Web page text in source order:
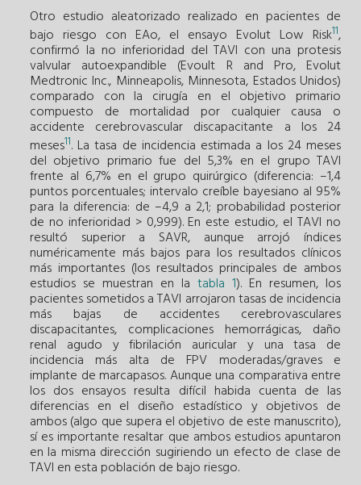
Otro estudio aleatorizado realizado en pacientes de
bajo riesgo con EAo, el ensayo Evolut Low Risk11,
confirmó la no inferioridad del TAVI con una protesis
valvular autoexpandible (Evoult R and Pro, Evolut
Medtronic Inc., Minneapolis, Minnesota, Estados Unidos)
comparado con la cirugía en el objetivo primario
compuesto de mortalidad por cualquier causa o
accidente cerebrovascular discapacitante a los 24
meses11. La tasa de incidencia estimada a los 24 meses
del objetivo primario fue del 5,3% en el grupo TAVI
frente al 6,7% en el grupo quirúrgico (diferencia: –1,4
puntos porcentuales; intervalo creíble bayesiano al 95%
para la diferencia: de –4,9 a 2,1; probabilidad posterior
de no inferioridad > 0,999). En este estudio, el TAVI no
resultó superior a SAVR, aunque arrojó índices
numéricamente más bajos para los resultados clínicos
más importantes (los resultados principales de ambos
estudios se muestran en la tabla 1). En resumen, los
pacientes sometidos a TAVI arrojaron tasas de incidencia
más bajas de accidentes cerebrovasculares
discapacitantes, complicaciones hemorrágicas, daño
renal agudo y fibrilación auricular y una tasa de
incidencia más alta de FPV moderadas/graves e
implante de marcapasos. Aunque una comparativa entre
los dos ensayos resulta difícil habida cuenta de las
diferencias en el diseño estadístico y objetivos de
ambos (algo que supera el objetivo de este manuscrito),
sí es importante resaltar que ambos estudios apuntaron
en la misma dirección sugiriendo un efecto de clase de
TAVI en esta población de bajo riesgo.